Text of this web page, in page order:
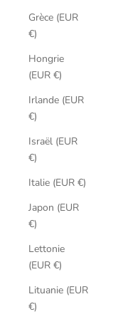
Grèce (EUR
€)
Hongrie
(EUR €)
Irlande (EUR
€)
Israël (EUR
€)
Italie (EUR €)
Japon (EUR
€)
Lettonie
(EUR €)
Lituanie (EUR
€)